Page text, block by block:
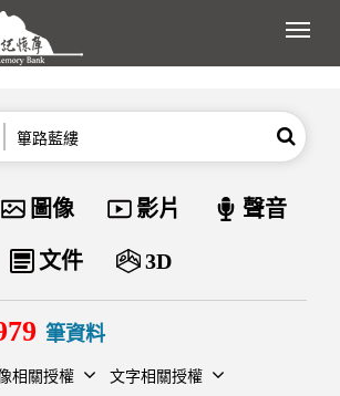
展
搜尋
資料類型
圖像 影片 聲音
文件 3D
筆資料
相關授權 文字相關授權